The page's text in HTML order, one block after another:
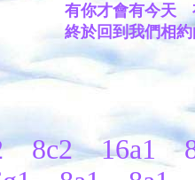
有你才會有今天
終於回到我們相
8c2 16a1